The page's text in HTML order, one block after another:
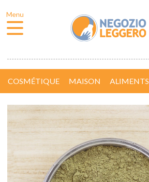
COSMÉTIQUE MAISON ALIMENTS